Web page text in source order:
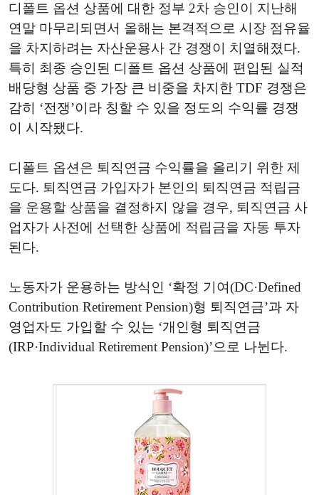
디폴트 옵션 상품에 대한 정부 2차 승인이 지난해
연말 마무리되면서 올해는 본격적으로 시장 점유율
을 차지하려는 자산운용사 간 경쟁이 치열해졌다.
특히 최종 승인된 디폴트 옵션 상품에 편입된 실적
배당형 상품 중 가장 큰 비중을 차지한 TDF 경쟁은
감히 ‘전쟁’이라 칭할 수 있을 정도의 수익률 경쟁
이 시작됐다.
디폴트 옵션은 퇴직연금 수익률을 올리기 위한 제
도다. 퇴직연금 가입자가 본인의 퇴직연금 적립금
을 운용할 상품을 결정하지 않을 경우, 퇴직연금 사
업자가 사전에 선택한 상품에 적립금을 자동 투자
된다.
노동자가 운용하는 방식인 ‘확정 기여(DC·Defined
Contribution Retirement Pension)형 퇴직연금’과 자
영업자도 가입할 수 있는 ‘개인형 퇴직연금
(IRP·Individual Retirement Pension)’으로 나뉜다.